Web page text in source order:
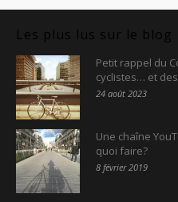
Les plus lus sur le blog
Petit rappel du
cyclistes… et
24 août 2023
Une chaîne
quoi faire?
8 février 2019